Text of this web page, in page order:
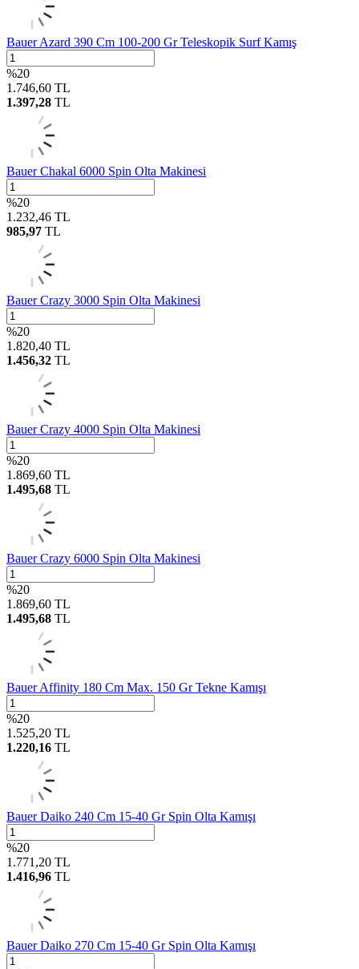
Bauer Azard 390 Cm 100-200 Gr Teleskopik Surf Kamış
%20
1.746,60 TL
1.397,28 TL
Bauer Chakal 6000 Spin Olta Makinesi
%20
1.232,46 TL
985,97 TL
Bauer Crazy 3000 Spin Olta Makinesi
%20
1.820,40 TL
1.456,32 TL
Bauer Crazy 4000 Spin Olta Makinesi
%20
1.869,60 TL
1.495,68 TL
Bauer Crazy 6000 Spin Olta Makinesi
%20
1.869,60 TL
1.495,68 TL
Bauer Affinity 180 Cm Max. 150 Gr Tekne Kamışı
%20
1.525,20 TL
1.220,16 TL
Bauer Daiko 240 Cm 15-40 Gr Spin Olta Kamışı
%20
1.771,20 TL
1.416,96 TL
Bauer Daiko 270 Cm 15-40 Gr Spin Olta Kamışı